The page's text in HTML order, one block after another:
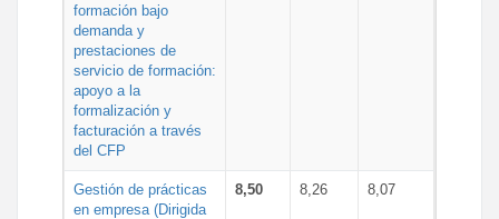
formación bajo
demanda y
prestaciones de
servicio de formación:
apoyo a la
formalización y
facturación a través
del CFP
Gestión de prácticas
en empresa (Dirigida
8,50 8,26 8,07